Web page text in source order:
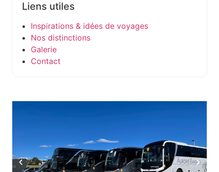
Liens utiles
Inspirations & idées de voyages
Nos distinctions
Galerie
Contact